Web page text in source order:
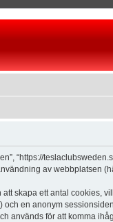
“https://
av webbplatsen
skapa ett antal cookies,
en anonym
används för att komma